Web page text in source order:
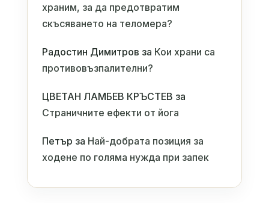
храним, за да предотвратим
скъсяването на теломера?
Радостин Димитров за Кои храни са
противовъзпалителни?
ЦВЕТАН ЛАМБЕВ КРЪСТЕВ за
Страничните ефекти от йога
Петър за Най-добрата позиция за
ходене по голяма нужда при запек